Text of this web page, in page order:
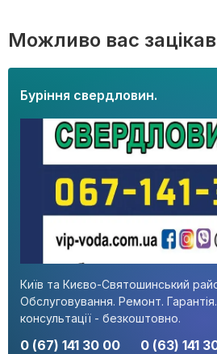
Можливо вас
Київ та Києво-Святошинський
Обслуговування. Ремонт.
консультації - безкоштовно.
0 (67) 141 30 00 0 (63) 141
Буріння свердловин.